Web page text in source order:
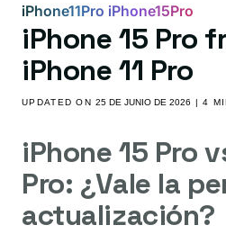
iPhone11Pro iPhone15Pro
iPhone 15 Pro
iPhone 11 Pro
UPDATED ON25 DE JUNIO DE 2026 | 4
iPhone 15 Pro
Pro: ¿Vale la
actualización?